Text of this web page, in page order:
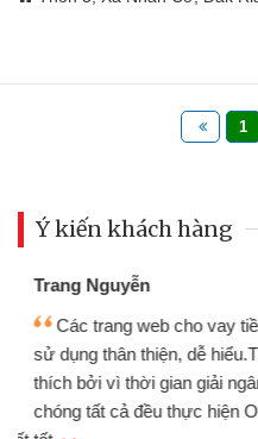
1
Ý kiến khách hàng
Mình
chiếc
gói vay
cần gặp
thiệu cho bạn bè biết